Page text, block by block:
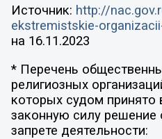
Источник: http://
ekstremistskie-
на 16.11.2023
* Перечень
религиозных
которых судом принято
законную силу решение
запрете деятельности: